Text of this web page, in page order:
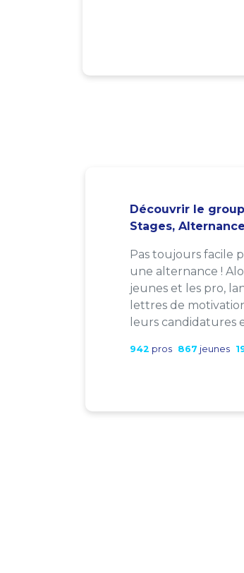
Découvrir le
Stages,
Pas toujours facile
une alternance !
jeunes et les pro,
lettres de
leurs candidatures
942 pros 867 jeunes